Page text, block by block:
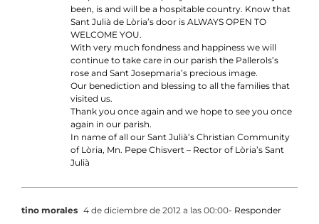
been, is and will be a hospitable country. Know that
Sant Julià de Lòria’s door is ALWAYS OPEN TO
WELCOME YOU.
With very much fondness and happiness we will
continue to take care in our parish the Pallerols’s
rose and Sant Josepmaria’s precious image.
Our benediction and blessing to all the families that
visited us.
Thank you once again and we hope to see you once
again in our parish.
In name of all our Sant Julià’s Christian Community
of Lòria, Mn. Pepe Chisvert – Rector of Lòria’s Sant
Julià
tino morales 4 de diciembre de 2012 a las 00:00- Responder